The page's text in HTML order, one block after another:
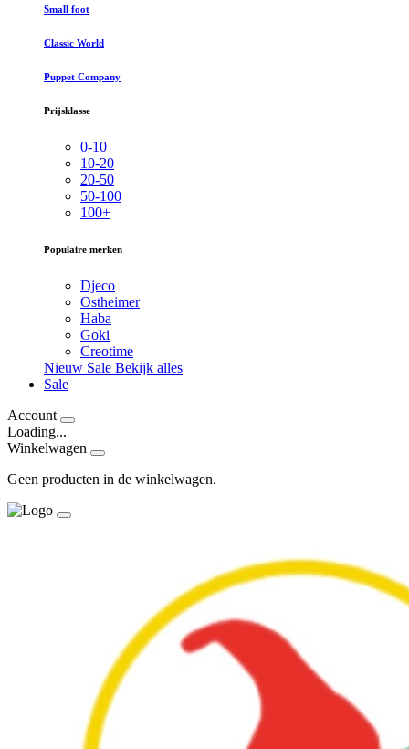
Small foot
Classic World
Puppet Company
Prijsklasse
0-10
10-20
20-50
50-100
100+
Populaire merken
Djeco
Ostheimer
Haba
Goki
Creotime
Nieuw Sale Bekijk alles
Sale
Account
Loading...
Winkelwagen
Geen producten in de winkelwagen.